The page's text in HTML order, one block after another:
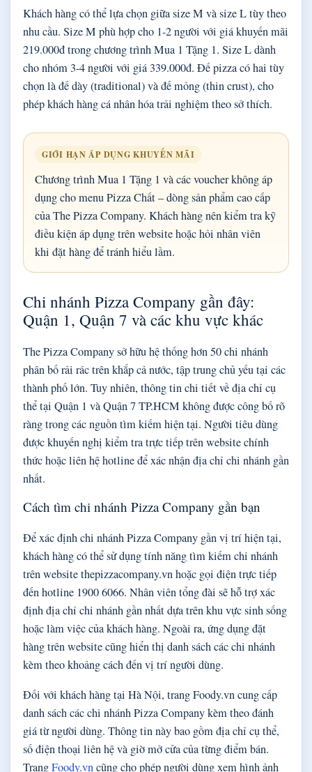
Khách hàng có thể lựa chọn giữa size M và size L tùy theo
nhu cầu. Size M phù hợp cho 1-2 người với giá khuyến mãi
219.000đ trong chương trình Mua 1 Tặng 1. Size L dành
cho nhóm 3-4 người với giá 339.000đ. Đế pizza có hai tùy
chọn là đế dày (traditional) và đế mỏng (thin crust), cho
phép khách hàng cá nhân hóa trải nghiệm theo sở thích.
GIỚI HẠN ÁP DỤNG KHUYẾN MÃI
Chương trình Mua 1 Tặng 1 và các voucher không áp
dụng cho menu Pizza Chất – dòng sản phẩm cao cấp
của The Pizza Company. Khách hàng nên kiểm tra kỹ
điều kiện áp dụng trên website hoặc hỏi nhân viên
khi đặt hàng để tránh hiểu lầm.
Chi nhánh Pizza Company gần đây:
Quận 1, Quận 7 và các khu vực khác
The Pizza Company sở hữu hệ thống hơn 50 chi nhánh
phân bố rải rác trên khắp cả nước, tập trung chủ yếu tại các
thành phố lớn. Tuy nhiên, thông tin chi tiết về địa chỉ cụ
thể tại Quận 1 và Quận 7 TP.HCM không được công bố rõ
ràng trong các nguồn tìm kiếm hiện tại. Người tiêu dùng
được khuyến nghị kiểm tra trực tiếp trên website chính
thức hoặc liên hệ hotline để xác nhận địa chỉ chi nhánh gần
nhất.
Cách tìm chi nhánh Pizza Company gần bạn
Để xác định chi nhánh Pizza Company gần vị trí hiện tại,
khách hàng có thể sử dụng tính năng tìm kiếm chi nhánh
trên website thepizzacompany.vn hoặc gọi điện trực tiếp
đến hotline 1900 6066. Nhân viên tổng đài sẽ hỗ trợ xác
định địa chỉ chi nhánh gần nhất dựa trên khu vực sinh sống
hoặc làm việc của khách hàng. Ngoài ra, ứng dụng đặt
hàng trên website cũng hiển thị danh sách các chi nhánh
kèm theo khoảng cách đến vị trí người dùng.
Đối với khách hàng tại Hà Nội, trang Foody.vn cung cấp
danh sách các chi nhánh Pizza Company kèm theo đánh
giá từ người dùng. Thông tin này bao gồm địa chỉ cụ thể,
số điện thoại liên hệ và giờ mở cửa của từng điểm bán.
TrangFoody.vncũng cho phép người dùng xem hình ảnh